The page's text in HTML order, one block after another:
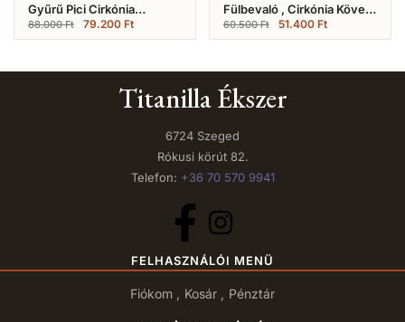
Gyűrű Pici Cirkónia
Kövekkel (Nr.5A)
88.000Ft 79.200 Ft
Fülbevaló , Cirkónia Köves
Bedugós Fazon (Nr.12A)
60.500Ft 51.400 Ft
Titanilla Ékszer
6724 Szeged
Rókusi körút 82.
Telefon: +36 70 570 9941
FELHASZNÁLÓI MENÜ
Fiókom Kosár Pénztár